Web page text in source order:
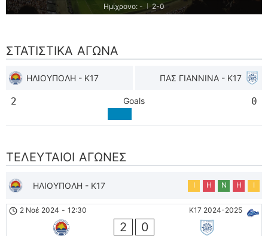
Ημίχρονο: - 2-0
ΣΤΑΤΙΣΤΙΚΆ ΑΓΏΝΑ
ΗΛΙΟΥΠΟΛΗ - K17 ΠΑΣ ΓΙΑΝΝΙΝΑ - K17
2 Goals 0
ΤΕΛΕΥΤΑΊΟΙ ΑΓΏΝΕΣ
ΗΛΙΟΥΠΟΛΗ - K17 Ι Η Ν Η Ι
K17 2024-2025
2 Νοέ 2024 - 12:30
2 0